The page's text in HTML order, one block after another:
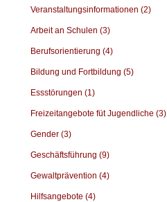
Veranstaltungsinformationen (2)
Arbeit an Schulen (3)
Berufsorientierung (4)
Bildung und Fortbildung (5)
Essstörungen (1)
Freizeitangebote füt Jugendliche (3)
Gender (3)
Geschäftsführung (9)
Gewaltprävention (4)
Hilfsangebote (4)